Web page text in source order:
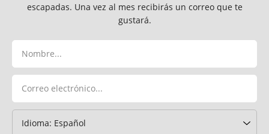
escapadas. Una vez al mes recibirás un correo que te
gustará.